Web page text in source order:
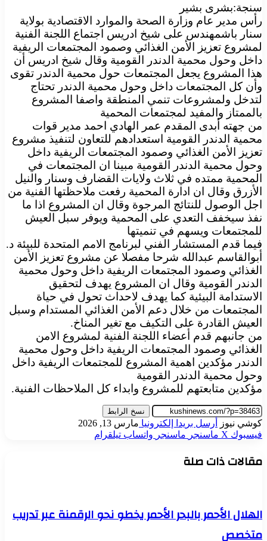
سنجة:بشرى بشير
رأس مدير عام وزارة الصحة والموارد الاقتصادية بولاية
سنار باشمهندس على شيخ ادريس اجتماع اللجنة الفنية
لمشروع تعزيز الأمن الغذائي وصمود المجتمعات الريفية
داخل وحول محمية الدندر القومية وقال شيخ ادريس أن
هذا المشروع يجعل المجتمعات حول محمية الدندر تقوى
وأن كل المجتمعات داخل وحول محمية الدندر تحتاج
لتدخل ولمشروعات تنمي المنطقة واصفا المشروع
بالممتاز والمفيد لمجتمعات المحمية
من جهته أبدى المقدم عمر الهادي احمد مدير قوات
محمية الدندر القومية استعدادهم للتعاون لتنفيذ مشروع
تعزيز الأمن الغذائي وصمود المجتمعات الريفية داخل
وحول محمية الدندر القومية مبينا ان المجتمعات في
المحمية ممتده في ثلاث ولايات القضارف وسنار والنيل
الأزرق وقال ان ادارة المحمية رفعت ملاحظتها الفنية من
اجل الوصول للنتائج المرجوة وقال ان المشروع اذا ما
نفذ سيخفف التعدي على المحمية ويوفر سبل العيش
للمجتمعات ويسهم في تنميتها
فيما قدم المستشار الفني لبرنامج الامم المتحدة للبيئة د.
أبوالقاسم عبدالله شرحا مفصلا عن مشروع تعزيز الأمن
الغذائي وصمود المجتمعات الريفية داخل وحول محمية
الدندر القومية وقال ان المشروع يهدف لتحقيق
الاستدامة البيئية كما يهدف لاحداث تحول في حياة
المجتمعات من خلال دعم الأمن الغذائي المستدام وسبل
العيش القادرة على التكيف مع تغير المناخ.
من جانبهم قدم أعضاء اللجنة الفنية لمشروع الامن
الغذائي وصمود المجتمعات الريفية داخل وحول محمية
الدندر مؤكدين اهمية المشروع للمجتمعات الريفية داخل
وحول محمية الدندر القومية
مؤكدين متابعتهم للمشروع وابداء كل الملاحظات الفنية.
نسخ الرابط
كوشي نيوز أرسل بريدا إلكترونيا مارس 13, 2026
فيسبوك ‫X ماسنجر ماسنجر واتساب تيلقرام
مقالات ذات صلة
الهلال الأحمر بالبحر الأحمر يخطو نحو الرقمنة عبر تدريب
متخصص